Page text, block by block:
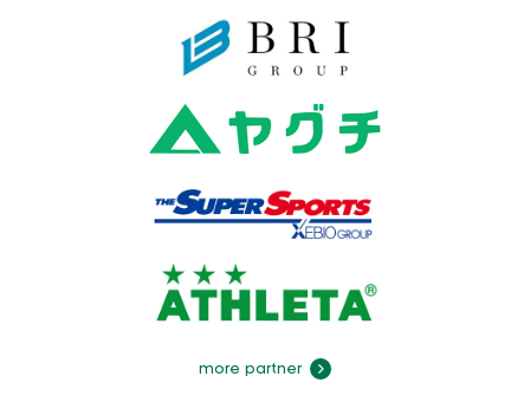
more partner